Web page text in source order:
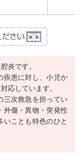
炎です。
疾患に対し、小児か
応しています。
三次救急を担ってい
外傷・異物・突発性
ことも特色のひと